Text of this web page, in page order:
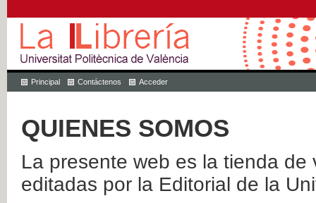
Principal Contáctenos Acceder
QUIENES SOMOS
La presente web es la tienda
editadas por la Editorial de la